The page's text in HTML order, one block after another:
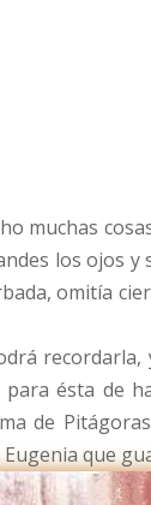
muchas
los ojos y
omitía
recordarla,
ésta de
de
que